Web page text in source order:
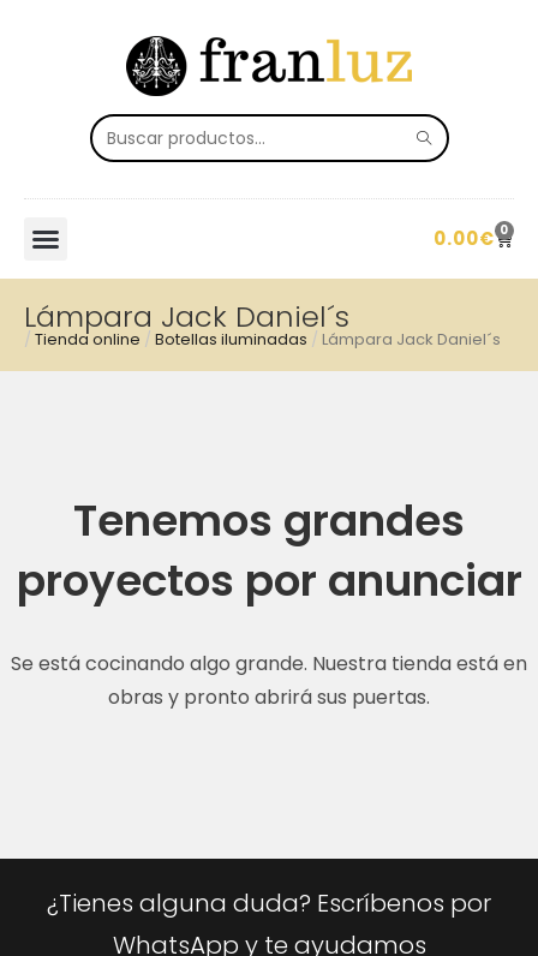
0.00€ 0
Lámpara Jack Daniel´s
/ Tienda online / Botellas iluminadas / Lámpara Jack Daniel´s
Tenemos grandes
proyectos por anunciar
Se está cocinando algo grande. Nuestra tienda está en
obras y pronto abrirá sus puertas.
¿Tienes alguna duda? Escríbenos por
WhatsApp y te ayudamos